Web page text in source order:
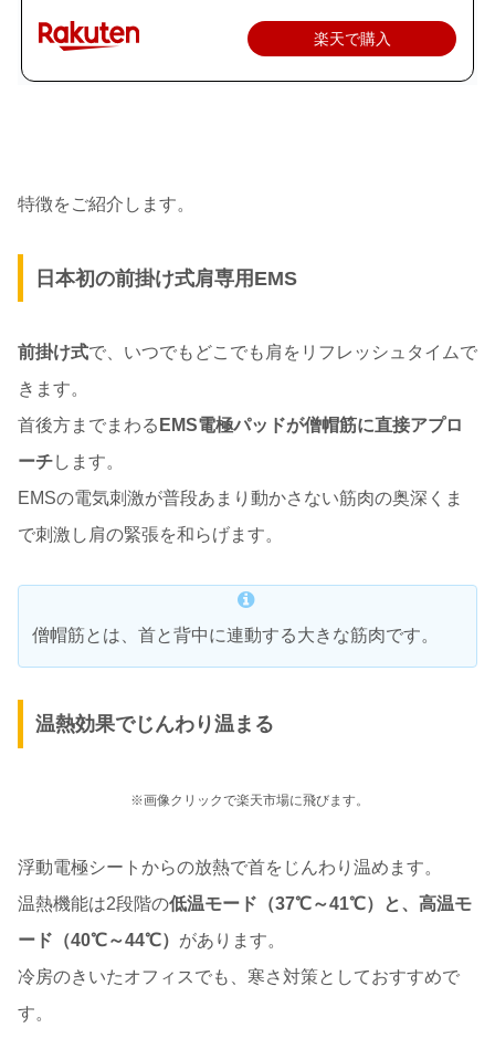
楽天で購入
特徴をご紹介します。
日本初の前掛け式肩専用EMS
前掛け式で、いつでもどこでも肩をリフレッシュタイムで
きます。
首後方までまわる EMS電極パッドが僧帽筋に直接アプロ
ーチします。
EMSの電気刺激が普段あまり動かさない筋肉の奥深くま
で刺激し肩の緊張を和らげます。
僧帽筋とは、首と背中に連動する大きな筋肉です。
温熱効果でじんわり温まる
※画像クリックで楽天市場に飛びます。
浮動電極シートからの放熱で首をじんわり温めます。
温熱機能は2段階の低温モード（37℃～41℃）と、高温モ
ード（40℃～44℃） があります。
冷房のきいたオフィスでも、寒さ対策としておすすめで
す。